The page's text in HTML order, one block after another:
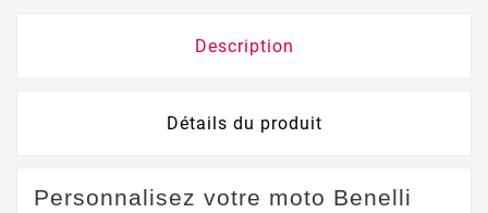
Description
Détails du produit
Personnalisez votre moto Benelli